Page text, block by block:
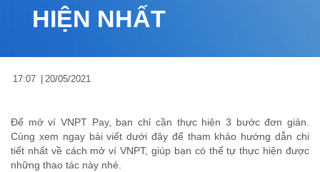
HIỆN NHẤT
17:07 20/05/2021
Để mở ví VNPT Pay, bạn chỉ cần thực hiện 3 bước đơn giản.
Cùng xem ngay bài viết dưới đây để tham khảo hướng dẫn chi
tiết nhất về cách mở ví VNPT, giúp bạn có thể tự thực hiện được
những thao tác này nhé.